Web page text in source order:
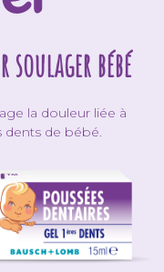
bébé
la douleur liée à
dents de bébé.